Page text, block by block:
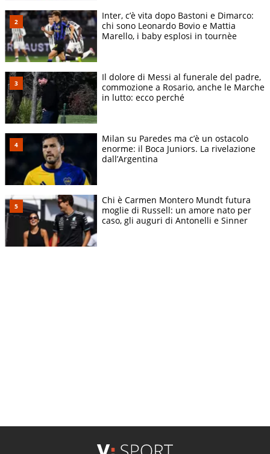
Inter, c’è vita dopo Bastoni e Dimarco:
chi sono Leonardo Bovio e Mattia
Marello, i baby esplosi in tournèe
Il dolore di Messi al funerale del padre,
commozione a Rosario, anche le Marche
in lutto: ecco perché
Milan su Paredes ma c’è un ostacolo
enorme: il Boca Juniors. La rivelazione
dall’Argentina
Chi è Carmen Montero Mundt futura
moglie di Russell: un amore nato per
caso, gli auguri di Antonelli e Sinner